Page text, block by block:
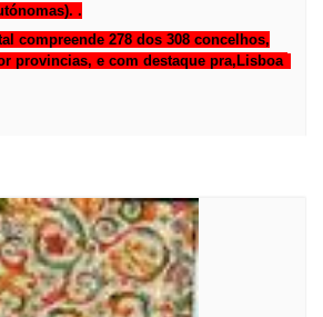
.
compreende 278 dos 308 concelhos,
provincias, e com destaque pra,Lisboa